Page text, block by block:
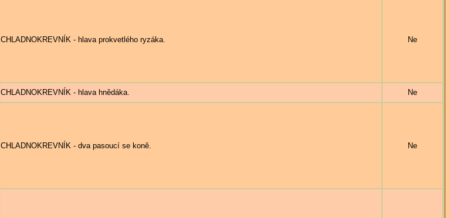
CHLADNOKREVNÍK - hlava prokvetlého ryzáka. Ne
CHLADNOKREVNÍK - hlava hnědáka. Ne
CHLADNOKREVNÍK - dva pasoucí se koně. Ne